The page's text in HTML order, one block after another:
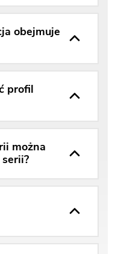
obejmuje
profil
można